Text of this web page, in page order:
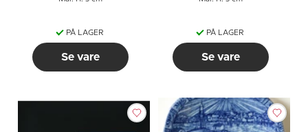
PÅ LAGER
Se vare
PÅ LAGER
Se vare